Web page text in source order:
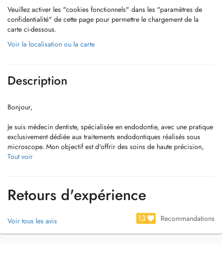
Veuillez activer les "cookies fonctionnels" dans les "paramètres de
confidentialité" de cette page pour permettre le chargement de la
carte ci-dessous.
Voir la localisation ou la carte
Description
Bonjour,
Je suis médecin dentiste, spécialisée en endodontie, avec une pratique
exclusivement dédiée aux traitements endodontiques réalisés sous
microscope. Mon objectif est d'offrir des soins de haute précision,
centrés sur la préservation des dents et l'excellence clinique.
- le traitement endodontique,
- le retraitement endodontique,
- la microchirurgie endodontique.
Veuillez noter que les premières consultations sont uniquement des
consultations d'évaluation, destinées à planifier le traitement le plus
Tout voir
Retours d'expérience
Voir tous les avis 13 Recommandations